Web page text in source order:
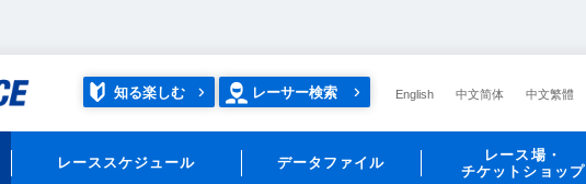
知る楽しむ レーサー検索 English 中文简体 中文繁體
レーススケジュール データファイル
レース場・
チケットショップ